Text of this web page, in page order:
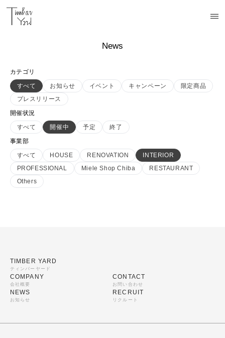
News
カテゴリ
すべて
お知らせ イベント キャンペーン
限定商品
プレスリリース
開催状況
すべて
開催中 予定
終了
事業部
すべて
HOUSE RENOVATION
INTERIOR
PROFESSIONAL
Miele Shop Chiba
RESTAURANT
Others
TIMBER YARD
ティンバーヤード
COMPANY
会社概要
NEWS
お知らせ
CONTACT
お問い合わせ
RECRUIT
リクルート